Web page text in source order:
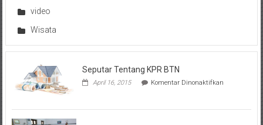
video
Wisata
Seputar Tentang KPR BTN
April 16, 2015 Komentar Dinonaktifkanpada
KPR